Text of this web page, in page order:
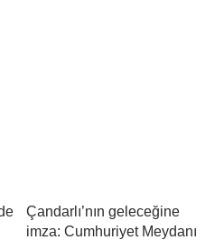
Çandarlı’nın geleceğine
imza: Cumhuriyet Meydanı